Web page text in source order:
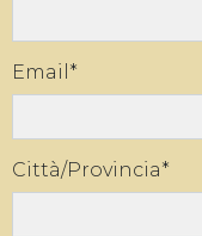
Email*
Città/Provincia*